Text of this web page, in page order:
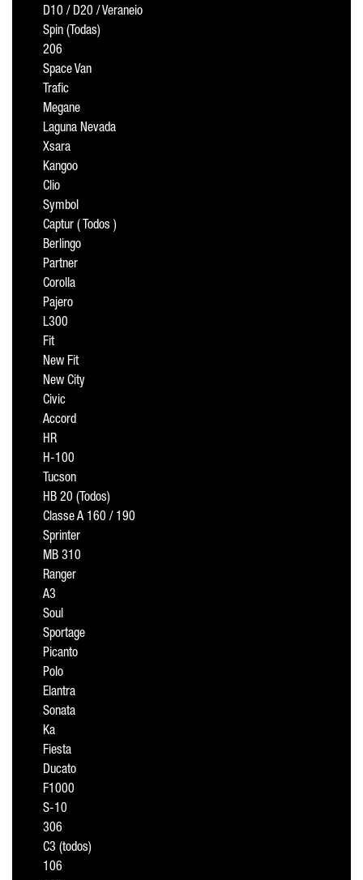
D10 / D20 / Veraneio
Spin (Todas)
206
Space Van
Trafic
Megane
Laguna Nevada
Xsara
Kangoo
Clio
Symbol
Captur ( Todos )
Berlingo
Partner
Corolla
Pajero
L300
Fit
New Fit
New City
Civic
Accord
HR
H-100
Tucson
HB 20 (Todos)
Classe A 160 / 190
Sprinter
MB 310
Ranger
A3
Soul
Sportage
Picanto
Polo
Elantra
Sonata
Ka
Fiesta
Ducato
F1000
S-10
306
C3 (todos)
106